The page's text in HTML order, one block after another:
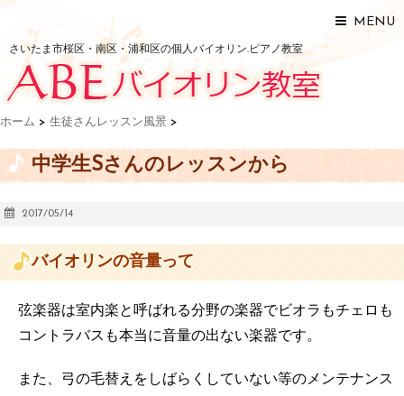
MENU
さいたま市桜区・南区・浦和区の個人バイオリン.ピアノ教室
ホーム > 生徒さんレッスン風景 >
中学生Sさんのレッスンから
2017/05/14
バイオリンの音量って
弦楽器は室内楽と呼ばれる分野の楽器でビオラもチェロも
コントラバスも本当に音量の出ない楽器です。
また、弓の毛替えをしばらくしていない等のメンテナンス